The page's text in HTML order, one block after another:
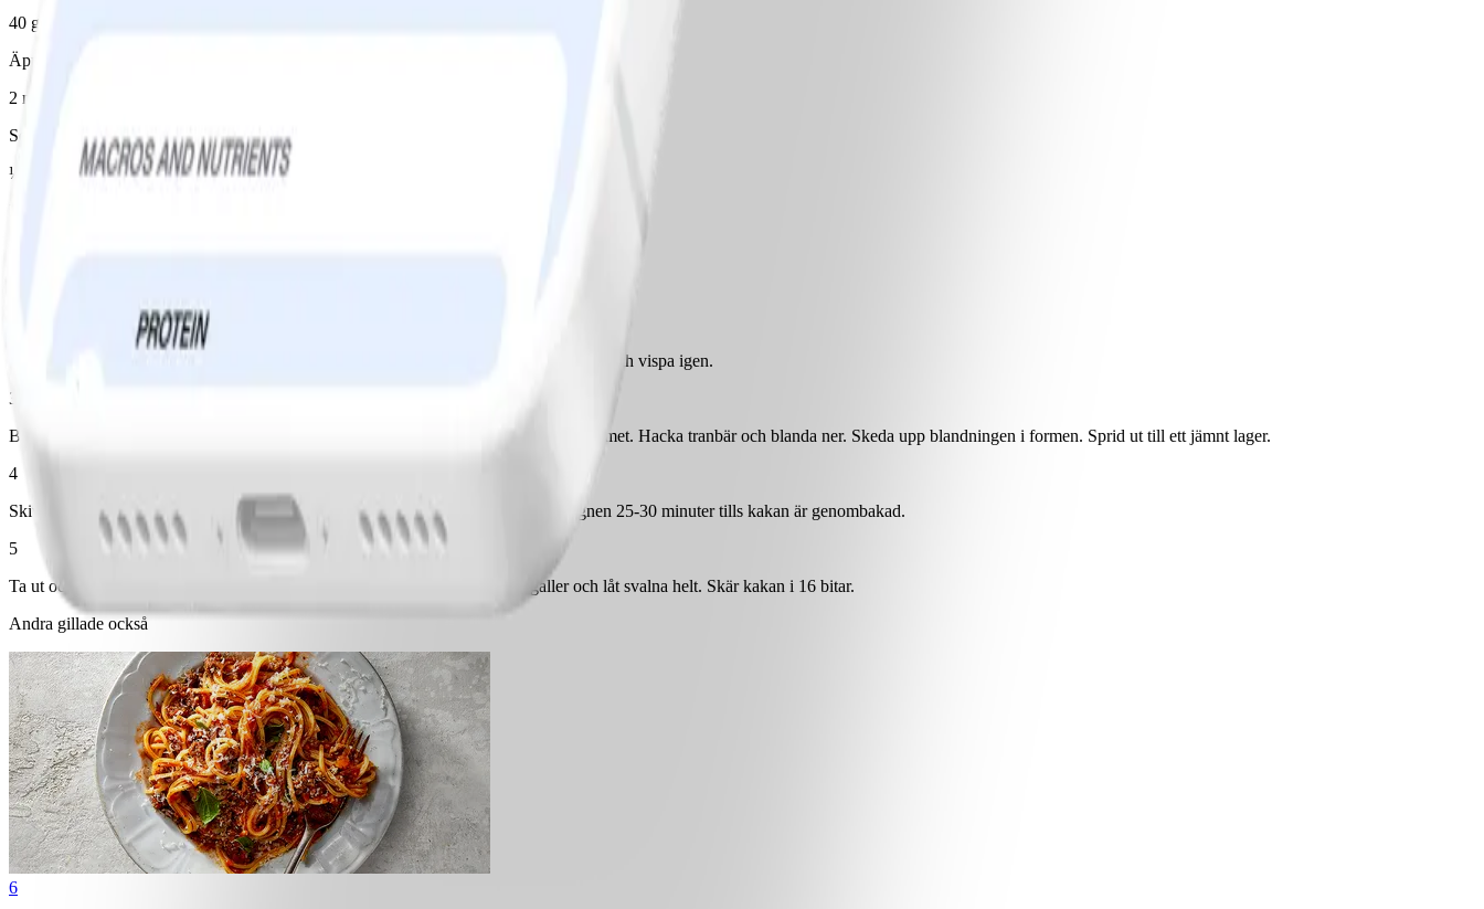
40 g
Äpple
2 medelstor(t)/medelstora
Socker
½ tsk
Vispa socker och margarin i en stor skål till en krämig smet. Tillsätt ägg och äppelmos och vispa igen.
3
Blanda mjöl, bakpulver och kanel och rör ner i smeten och blanda sedan till en jämn smet. Hacka tranbär och blanda ner. Skeda upp blandningen i formen. Sprid ut till ett jämnt lager.
4
Skiva äpplen tunt och placera dem på kakan. Strö över ½ tsk socker och sätt in i ugnen 25-30 minuter tills kakan är genombakad.
5
Ta ut och låt svalna i formen ca 15 minuter. Lyft upp kakan och lägg på ett galler och låt svalna helt. Skär kakan i 16 bitar.
Andra gillade också
6